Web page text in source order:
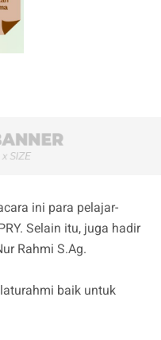
ini para pelajar-
Selain itu, juga hadir
Rahmi S.Ag.
baik untuk